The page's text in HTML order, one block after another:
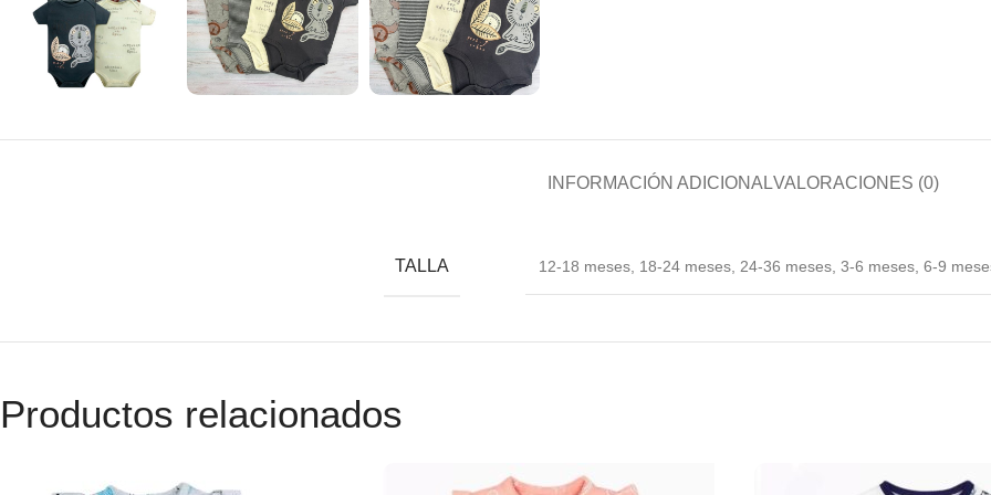
INFORMACIÓN ADICIONALVALORACIONES (0)
TALLA 12-18 meses, 18-24 meses, 24-36 meses, 3-6 meses, 6-9
Productos relacionados